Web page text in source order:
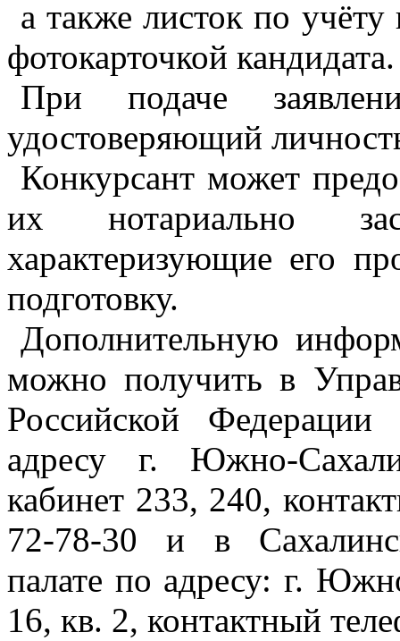
а также листок по
фотокарточкой кандидата.
При подаче
удостоверяющий
Конкурсант может
их нотариально
характеризующие его
подготовку.
Дополнительную
можно получить в
Российской
адресу г. Южно-
кабинет 233, 240,
72-78-30 и в
палате по адресу: г.
16, кв. 2, контактный